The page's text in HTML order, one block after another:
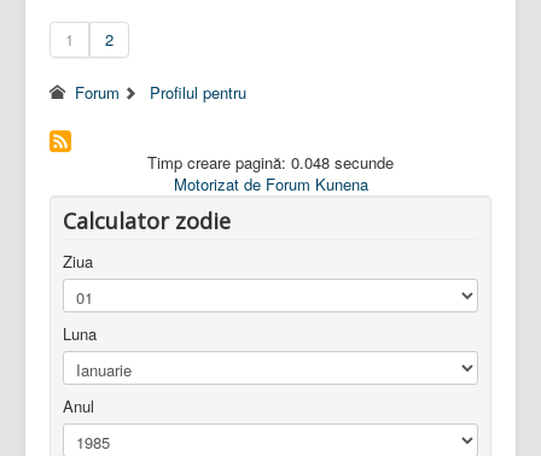
1 2
Forum Profilul pentru
Timp creare pagină: 0.048 secunde
Motorizat de Forum Kunena
Calculator zodie
Ziua
Luna
Anul